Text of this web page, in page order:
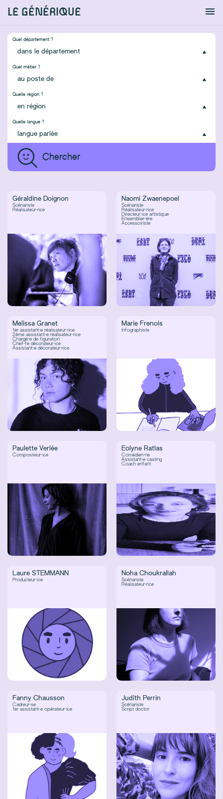
LE GÉNÉRIQUE
Quel département ?
Quel métier ?
Quelle région ?
Quelle langue ?
Géraldine Doignon
Scénariste
Réalisateur·rice
Naomi Zwaenepoel
Scénariste
Réalisateur·rice
Directeur·ice artistique
Ensemblier·ère
Accessoiriste
Melissa Granet
1er assistant·e réalisateur·rice
2ème assistant·e réalisateur·rice
Chargé·e de figuration
Chef·fe décorateur·ice
Assistant·e décorateur·rice
Marie Frenois
Infographiste
Paulette Verlée
Compositeur·ice
Eolyne Ratlas
Comédien·ne
Assistant·e casting
Coach enfant
Laure STEMMANN
Producteur·ice
Noha Choukrallah
Scénariste
Réalisateur·rice
Fanny Chausson
Cadreur·se
1er assistant·e opérateur·ice
Judith Perrin
Scénariste
Script doctor